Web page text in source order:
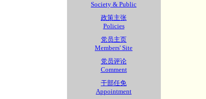
Society & Public
政策主张
Policies
党员主页
Members' Site
党员评论
Comment
干部任免
Appointment